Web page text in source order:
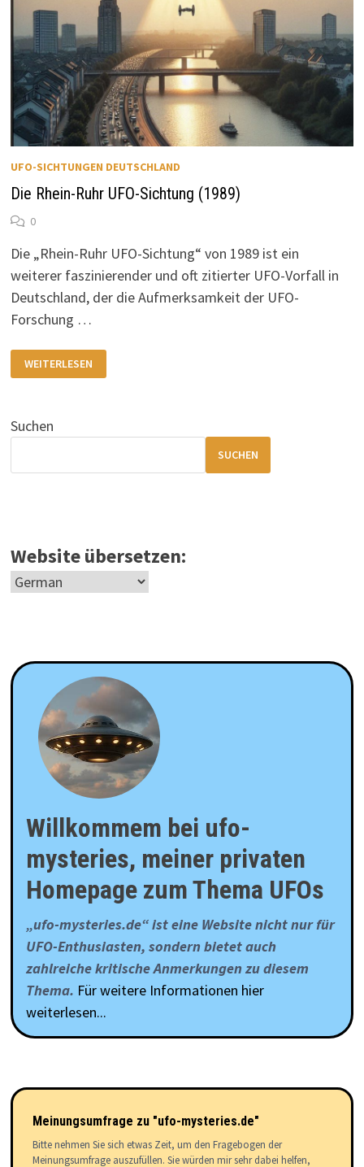
UFO-SICHTUNGEN DEUTSCHLAND
Die Rhein-Ruhr UFO-Sichtung (1989)
0
Die „Rhein-Ruhr UFO-Sichtung“ von 1989 ist ein
weiterer faszinierender und oft zitierter UFO-Vorfall in
Deutschland, der die Aufmerksamkeit der UFO-
Forschung …
DIE
RHEIN-
RUHR
WEITERLESEN
Suchen
SUCHEN
Website übersetzen:
Willkommem bei ufo-
mysteries, meiner privaten
Homepage zum Thema UFOs
„ufo-mysteries.de“ ist eine Website nicht nur für
UFO-Enthusiasten, sondern bietet auch
zahlreiche kritische Anmerkungen zu diesem
Thema. Für weitere Informationen hier
weiterlesen...
Meinungsumfrage zu "ufo-mysteries.de"
Bitte nehmen Sie sich etwas Zeit, um den Fragebogen der
Meinungsumfrage auszufüllen. Sie würden mir sehr dabei helfen,